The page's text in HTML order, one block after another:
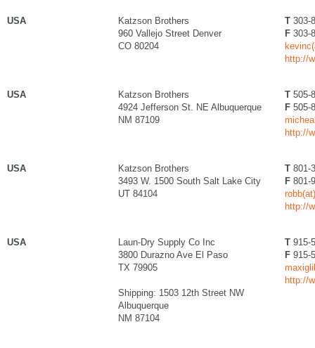
USA
Katzson Brothers
960 Vallejo Street Denver
CO 80204
T 303-
F 303-
http://
USA
Katzson Brothers
4924 Jefferson St. NE Albuquerque
NM 87109
T 505-
F 505-
http://
USA
Katzson Brothers
3493 W. 1500 South Salt Lake City
UT 84104
T 801-
F 801-
http://
USA
Laun-Dry Supply Co Inc
3800 Durazno Ave El Paso
TX 79905
Shipping: 1503 12th Street NW
Albuquerque
NM 87104
T 915-
F 915-
http://